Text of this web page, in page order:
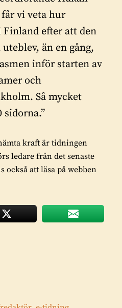
vi veta hur
Finland efter att den
än en gång,
inför starten av
och
Så mycket
sidorna.”
kraft är tidningen
ledare från det senaste
också att läsa på webben